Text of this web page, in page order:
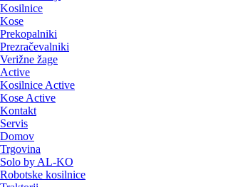
Kosilnice
Kose
Prekopalniki
Prezračevalniki
Verižne žage
Active
Kosilnice Active
Kose Active
Kontakt
Servis
Domov
Trgovina
Solo by AL-KO
Robotske kosilnice